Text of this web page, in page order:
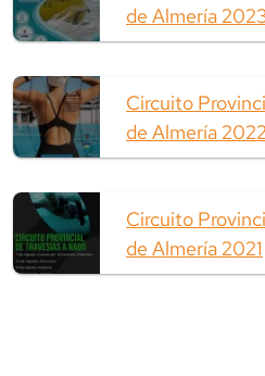
de Almería
Circuito
de Almería 2022
Circuito
de Almería 2021